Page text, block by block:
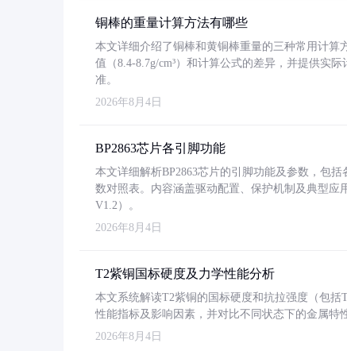
铜棒的重量计算方法有哪些
本文详细介绍了铜棒和黄铜棒重量的三种常用计算
值（8.4-8.7g/cm³）和计算公式的差异，并提供实
准。
2026年8月4日
BP2863芯片各引脚功能
本文详细解析BP2863芯片的引脚功能及参数，包
数对照表。内容涵盖驱动配置、保护机制及典型
V1.2）。
2026年8月4日
T2紫铜国标硬度及力学性能分析
本文系统解读T2紫铜的国标硬度和抗拉强度（包括
性能指标及影响因素，并对比不同状态下的金属特
2026年8月4日